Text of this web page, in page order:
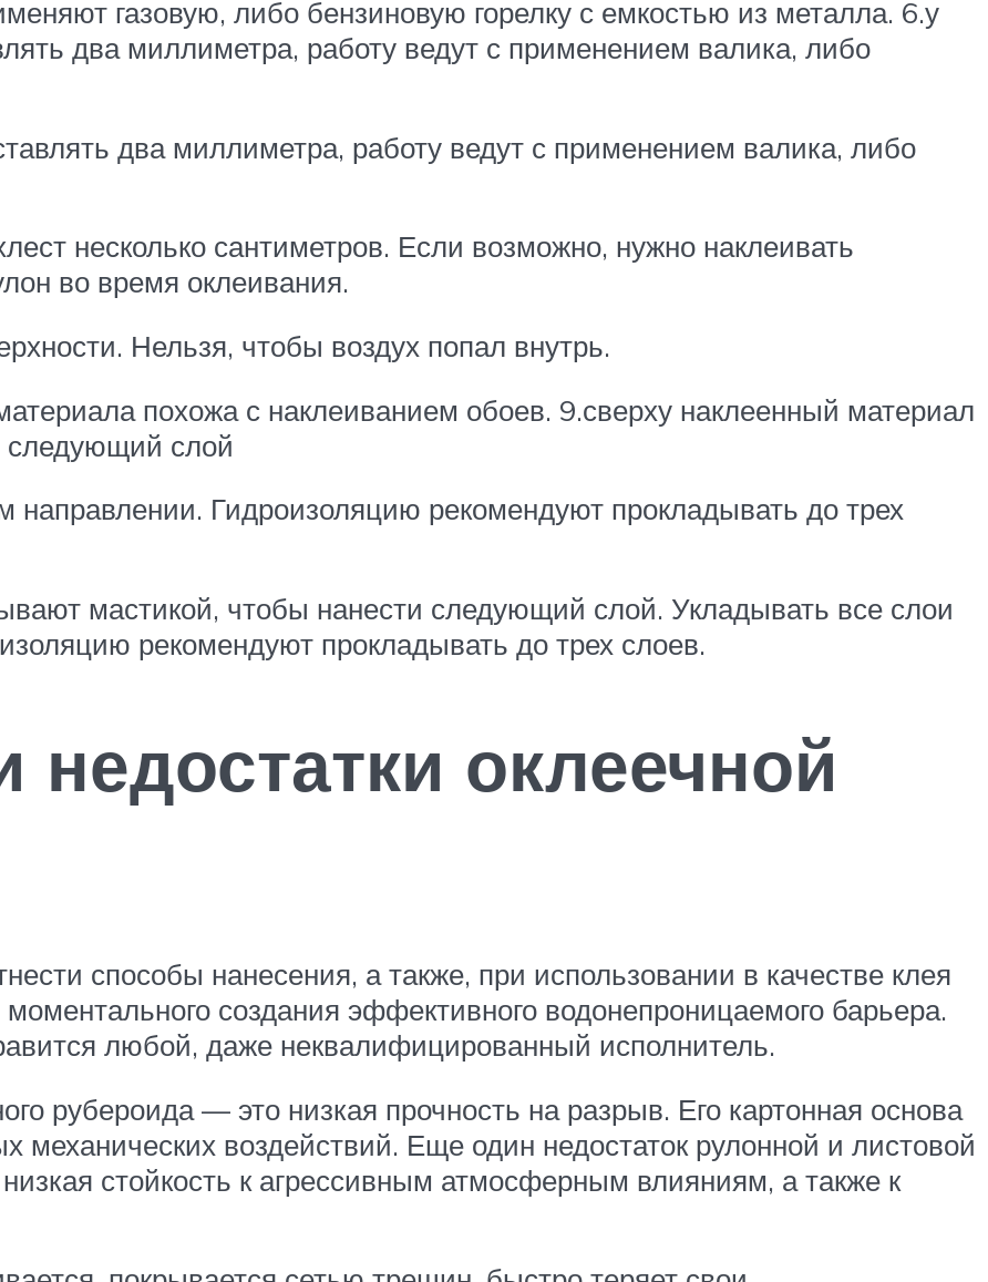
газовую, либо бензиновую горелку с емкостью из металла. 6.у
два миллиметра, работу ведут с применением валика, либо
два миллиметра, работу ведут с применением валика, либо
несколько сантиметров. Если возможно, нужно наклеивать
во время оклеивания.
Нельзя, чтобы воздух попал внутрь.
похожа с наклеиванием обоев. 9.сверху наклеенный материал
следующий слой
направлении. Гидроизоляцию рекомендуют прокладывать до трех
мастикой, чтобы нанести следующий слой. Укладывать все слои
рекомендуют прокладывать до трех слоев.
недостатки оклеечной
способы нанесения, а также, при использовании в качестве клея
создания эффективного водонепроницаемого барьера.
любой, даже неквалифицированный исполнитель.
рубероида — это низкая прочность на разрыв. Его картонная основа
механических воздействий. Еще один недостаток рулонной и листовой
стойкость к агрессивным атмосферным влияниям, а также к